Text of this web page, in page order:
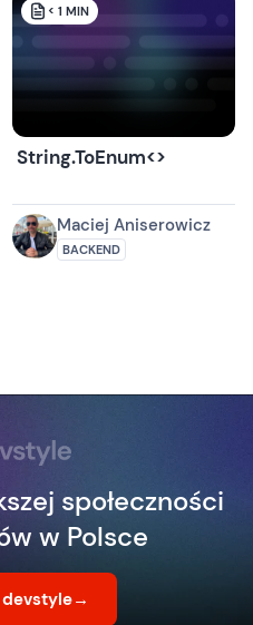
< 1 MIN
String.ToEnum<>
Maciej Aniserowicz
BACKEND
społeczności
w Polsce
devstyle→